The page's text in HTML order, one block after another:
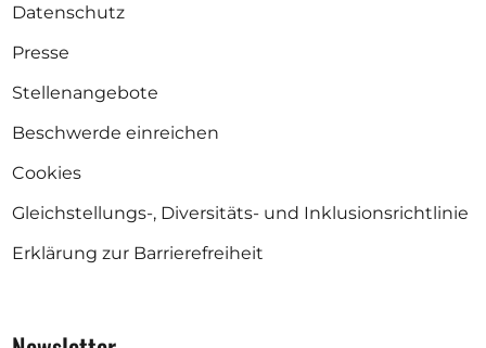
Datenschutz
Presse
Stellenangebote
Beschwerde einreichen
Cookies
Gleichstellungs-, Diversitäts- und Inklusionsrichtlinie
Erklärung zur Barrierefreiheit